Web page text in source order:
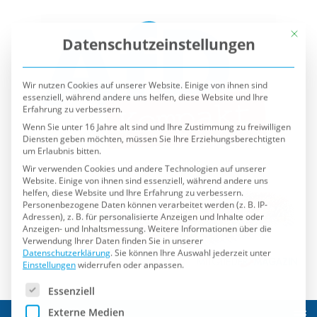
Datenschutzeinstellungen
essenziell, während andere uns helfen, diese Website und Ihre
Erfahrung zu verbessern.
Wenn Sie unter 16 Jahre alt sind und Ihre Zustimmung zu freiwilligen
Diensten geben möchten, müssen Sie Ihre Erziehungsberechtigten
um Erlaubnis bitten.
Wir verwenden Cookies und andere Technologien auf unserer
Website. Einige von ihnen sind essenziell, während andere uns
helfen, diese Website und Ihre Erfahrung zu verbessern.
Personenbezogene Daten können verarbeitet werden (z. B. IP-
Adressen), z. B. für personalisierte Anzeigen und Inhalte oder
Anzeigen- und Inhaltsmessung.Weitere Informationen über die
Verwendung Ihrer Daten finden Sie in unserer
Datenschutzerklärung. Sie können Ihre Auswahl jederzeit unter
Einstellungenwiderrufen oder anpassen.